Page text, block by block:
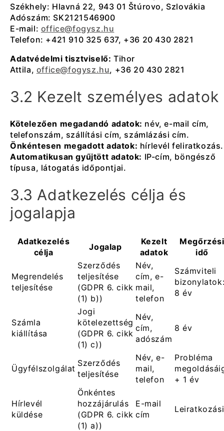
Székhely: Hlavná 22, 943 01 Štúrovo, Szlovákia
Adószám: SK2121546900
E-mail: office@fogysz.hu
Telefon: +421 910 325 637, +36 20 430 2821
Adatvédelmi tisztviselő: Tihor
Attila, office@fogysz.hu, +36 20 430 2821
3.2 Kezelt személyes adatok
Kötelezően megadandó adatok: név, e-mail cím,
telefonszám, szállítási cím, számlázási cím.
Önkéntesen megadott adatok: hírlevél feliratkozás.
Automatikusan gyűjtött adatok: IP-cím, böngésző
típusa, látogatás időpontjai.
3.3 Adatkezelés célja és
jogalapja
Adatkezelés
célja
Jogalap
Kezelt
adatok
Megőrzési
idő
Megrendelés
teljesítése
Szerződés
teljesítése
(GDPR 6. cikk
(1) b))
Név,
cím, e-
mail,
telefon
Számviteli
8 év
Számla
kiállítása
Jogi
kötelezettség
(GDPR 6. cikk
(1) c))
Név,
cím,
adószám
8 év
Ügyfélszolgálat
Szerződés
teljesítése
Név, e-
mail,
telefon
Probléma
+ 1 év
Hírlevél
küldése
Önkéntes
hozzájárulás
(GDPR 6. cikk
(1) a))
E-mail
cím